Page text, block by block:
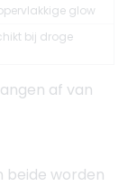
glow
bij droge
af van
beide worden